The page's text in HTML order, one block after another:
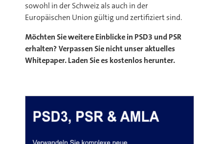
sowohl in der Schweiz als auch in der
Europäischen Union gültig und zertifiziert sind.
Möchten Sie weitere Einblicke in PSD3 und PSR
erhalten? Verpassen Sie nicht unser aktuelles
Whitepaper. Laden Sie es kostenlos herunter.